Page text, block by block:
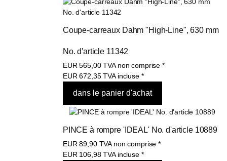
Coupe-carreaux Dahm "High-Line", 630 mm
No. d'article 11342
EUR565,00TVA non comprise *
EUR672,35TVA incluse *
PINCE à rompre 'IDEAL' No. d'article 10889
EUR89,90 TVA non comprise *
EUR 106,98TVA incluse *